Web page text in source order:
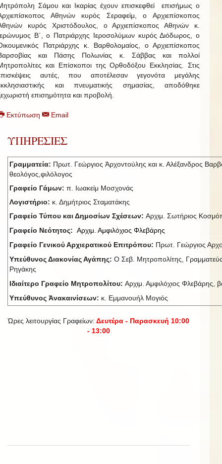
Σάμου και Ικαρίας έχουν επισκεφθεί επισήμως ο
Αθηνών κυρός Σεραφείμ, ο Αρχιεπίσκοπος
κυρός Χριστόδουλος, ο Αρχιεπίσκοπος Αθηνών κ.
Β΄, ο Πατριάρχης Ιεροσολύμων κυρός Διόδωρος, ο
Πατριάρχης κ. Βαρθολομαίος, ο Αρχιεπίσκοπος
και Πάσης Πολωνίας κ. Σάββας και πολλοί
και Επίσκοποι της Ορθοδόξου Εκκλησίας. Στις
αυτές, που αποτέλεσαν γεγονότα μεγάλης
και πνευματικής σημασίας, αποδόθηκε
επισημότητα και προβολή.
Εκτύπωση Email
ΥΠΗΡΕΣΙΕΣ
Γραμματεία: Πρωτ. Γεώργιος Ἀρχοντούλης και κ. Αλέξανδρος
θεολόγος,φιλόλογος
Γραφείο Γάμων: π. Ιωακείμ Μοσχονάς
Λογιστήριο: κ. Δημήτριος Σταματάκης
Γραφείο Τύπου και Δημοσίων Σχέσεων: Αρχιμ. Σωτήριος
Γραφείο Νεότητος: Αρχιμ. Αμφιλόχιος Φλεβάρης
Γραφείο Γενικού Αρχιερατικού Επιτρόπου: Πρωτ. Γεώργιος
Υπεύθυνος Διακονίας Αγάπης: Ο Σεβ. Μητροπολίτης,
Ρηγάκης
Ιδιαίτερο Γραφείο Μητροπολίτου: Αρχιμ. Αμφιλόχιος Φλεβάρης,
Υπεύθυνος Ἀνακαινίσεων: κ. Εμμανουήλ Μογιός
Ώρες λειτουργίας Γραφείων: Δευτέρα - Παρασκευή 10:00
- 13:00